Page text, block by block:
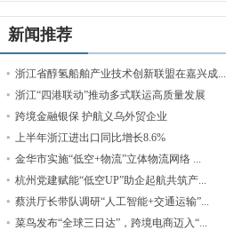
新闻推荐
浙江省醇氢船舶产业技术创新联盟在嘉兴成...
浙江“四港联动”推动多式联运高质量发展
跨境金融银保 护航义乌外贸企业
上半年浙江进出口同比增长8.6%
金华市实施“低空+物流”立体物流网络 ...
杭州党建赋能“低空UP”助企起航共筑产...
蔡洪厅长带队调研“人工智能+交通运输”...
菜鸟发布“全球三日达”，跨境电商迈入“...